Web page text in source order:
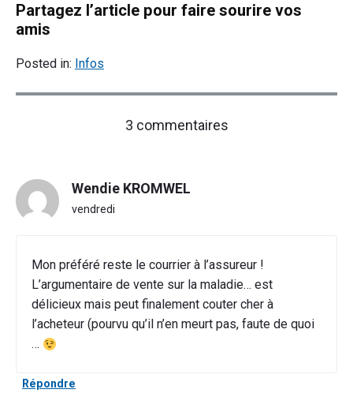
Partagez l’article pour faire sourire vos
amis
Posted in: Infos
3 commentaireson
Wendie KROMWEL
vendredi
Mon préféré reste le courrier à l’assureur !
L’argumentaire de vente sur la maladie… est
délicieux mais peut finalement couter cher à
l’acheteur (pourvu qu’il n’en meurt pas, faute de quoi
…
Répondre